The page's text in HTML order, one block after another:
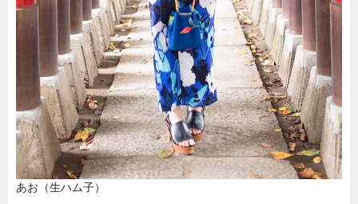
あお（生ハム子）